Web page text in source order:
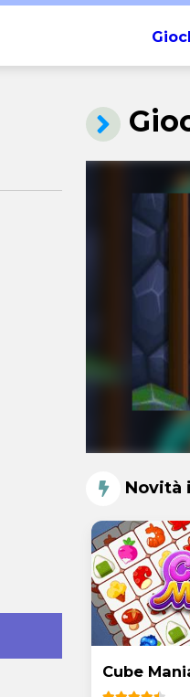
Novità
Cube